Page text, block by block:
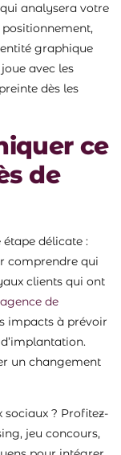
qui analysera votre
graphique
avec les
dès les
ce
de
délicate :
comprendre qui
clients qui ont
agence de
impacts à prévoir
un changement
sociaux ? Profitez-
jeu concours,